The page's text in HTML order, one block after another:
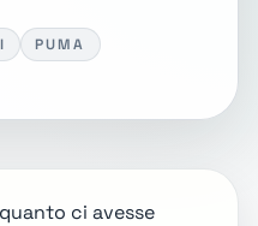
PUMA
ci avesse